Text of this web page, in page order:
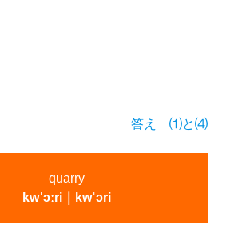
答え ⑴と⑷
quarry
kwˈɔːri
kwˈɔri